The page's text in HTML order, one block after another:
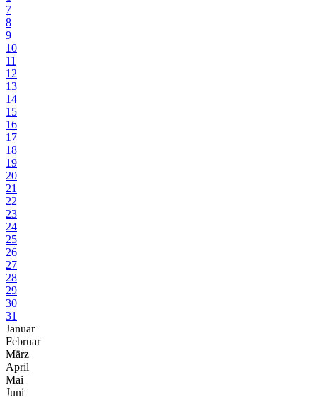
7
8
9
10
11
12
13
14
15
16
17
18
19
20
21
22
23
24
25
26
27
28
29
30
31
Januar
Februar
März
April
Mai
Juni